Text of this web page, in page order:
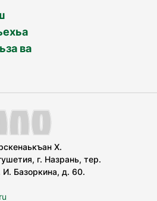
ва
Х.
г. Назрань, тер.
И. Базоркина, д. 60.